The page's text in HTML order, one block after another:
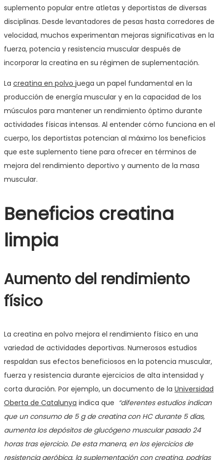
suplemento popular entre atletas y deportistas de diversas
disciplinas. Desde levantadores de pesas hasta corredores de
velocidad, muchos experimentan mejoras significativas en la
fuerza, potencia y resistencia muscular después de
incorporar la creatina en su régimen de suplementación.
La creatina en polvo juega un papel fundamental en la
producción de energía muscular y en la capacidad de los
músculos para mantener un rendimiento óptimo durante
actividades físicas intensas. Al entender cómo funciona en el
cuerpo, los deportistas potencian al máximo los beneficios
que este suplemento tiene para ofrecer en términos de
mejora del rendimiento deportivo y aumento de la masa
muscular.
Beneficios creatina
limpia
Aumento del rendimiento
físico
La creatina en polvo mejora el rendimiento físico en una
variedad de actividades deportivas. Numerosos estudios
respaldan sus efectos beneficiosos en la potencia muscular,
fuerza y resistencia durante ejercicios de alta intensidad y
corta duración. Por ejemplo, un documento de la Universidad
Oberta de Catalunya indica que “diferentes estudios indican
que un consumo de 5 g de creatina con HC durante 5 días,
aumenta los depósitos de glucógeno muscular pasado 24
horas tras ejercicio. De esta manera, en los ejercicios de
resistencia aeróbica, la suplementación con creatina, podrías